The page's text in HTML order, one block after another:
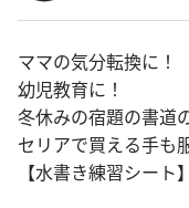
ママの気分転換に！
幼児教育に！
冬休みの宿題の書道
セリアで買える手も
【水書き練習シート